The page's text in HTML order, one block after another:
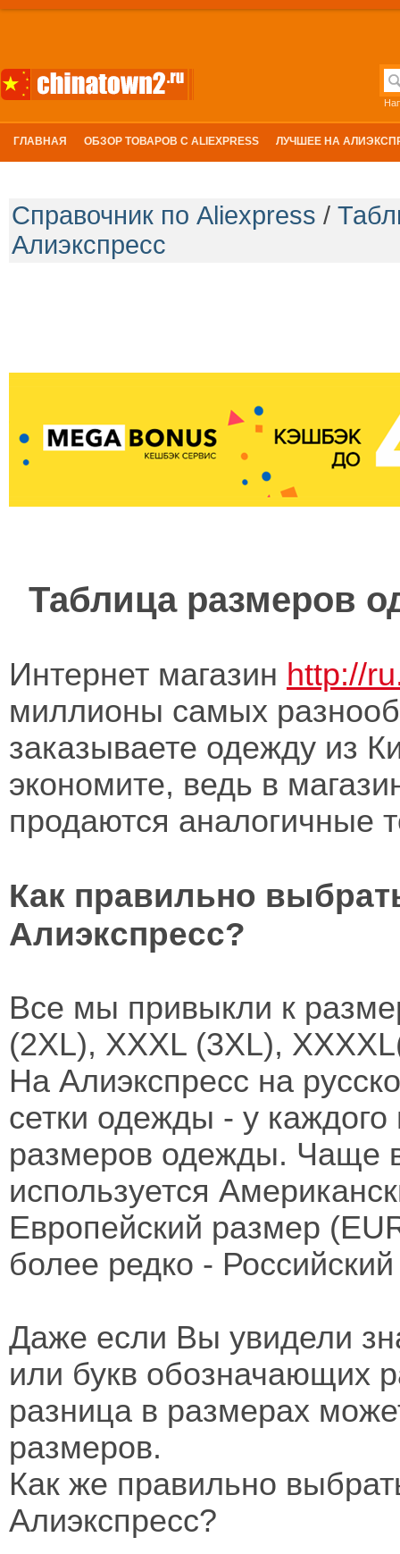
ГЛАВНАЯ ОБЗОР ТОВАРОВ С ALIEXPRESS ЛУЧШЕЕ НА
Справочник по Aliexpress /
Алиэкспресс
Таблица размеров
Интернет магазин http://
миллионы самых
заказываете одежду из
экономите, ведь в
продаются аналогичные
Как правильно
Алиэкспресс?
Все мы привыкли к
(2XL), XXXL (3XL),
На Алиэкспресс на
сетки одежды - у
размеров одежды. Чаще
используется
Европейский размер
более редко -
Даже если Вы увидели
или букв обозначающих
разница в размерах
размеров.
Как же правильно
Алиэкспресс?